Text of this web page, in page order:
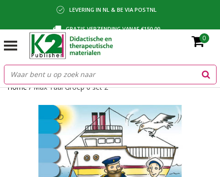
LEVERING IN NL & BE VIA POSTNL
GRATIS VERZENDING VANAF €150,00
BETALING VIA IDEAL, BANCONTACT OF FACTUUR
0
Home/Max Taal Groep 6 set 2